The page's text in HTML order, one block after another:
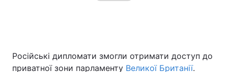
Російські дипломати змогли отримати доступ до
приватної зони парламенту Великої Британії.